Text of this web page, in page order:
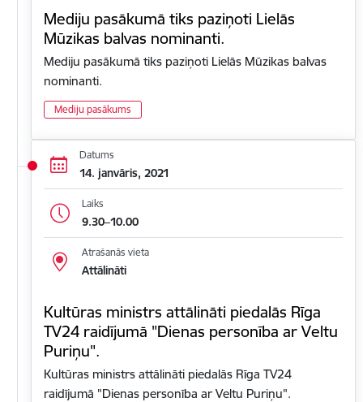
Mediju pasākumā tiks paziņoti Lielās
Mūzikas balvas nominanti.
Mediju pasākumā tiks paziņoti Lielās Mūzikas balvas
nominanti.
Mediju pasākums
Datums
14. janvāris, 2021
Laiks
9.30–10.00
Atrašanās vieta
Attālināti
Kultūras ministrs attālināti piedalās Rīga
TV24 raidījumā "Dienas personība ar Veltu
Puriņu".
Kultūras ministrs attālināti piedalās Rīga TV24
raidījumā "Dienas personība ar Veltu Puriņu".